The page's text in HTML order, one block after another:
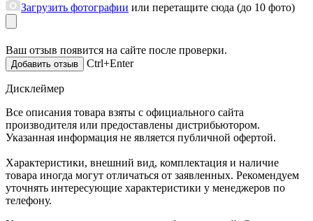
Загрузить фотографии или перетащите сюда (до 10 фото)
Ваш отзыв появится на сайте после проверки.
Ctrl+Enter
Дисклеймер
Все описания товара взяты с официального сайта
производителя или предоставлены дистрибьютором.
Указанная информация не является публичной офертой.
Характеристики, внешний вид, комплектация и наличие
товара иногда могут отличаться от заявленных. Рекомендуем
уточнять интересующие характеристики у менеджеров по
телефону.